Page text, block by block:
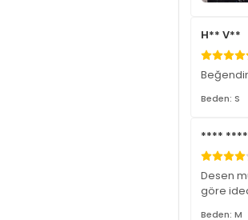
H** V**
Beden: S
**** ****
Desen
göre
Beden: M